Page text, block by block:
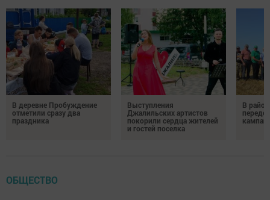
В деревне Пробуждение
отметили сразу два
праздника
Выступления
Джалильских артистов
покорили сердца жителей
и гостей поселка
В
ОБЩЕСТВО